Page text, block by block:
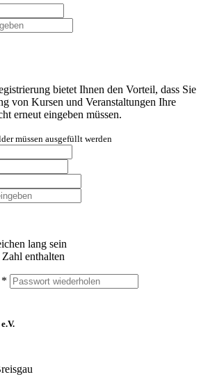
bietet Ihnen den Vorteil, dass Sie
von Kursen und Veranstaltungen Ihre
erneut eingeben müssen.
müssen ausgefüllt werden
lang sein
enthalten
*